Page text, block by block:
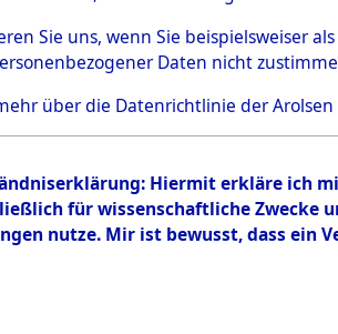
und
Sie uns, wenn Sie beispielsweiser
Daten nicht
über die Datenrichtlinie der Arolsen
Hiermit erkläre ich
für wissenschaftliche Zwecke
nutze. Mir ist bewusst, dass ein